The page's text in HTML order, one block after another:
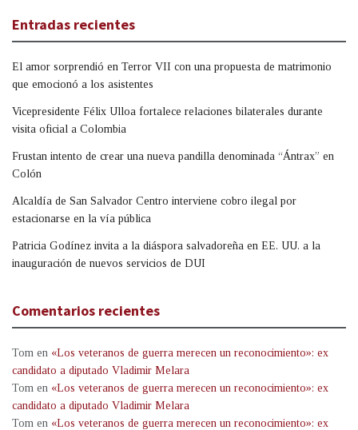
Entradas recientes
El amor sorprendió en Terror VII con una propuesta de matrimonio
que emocionó a los asistentes
Vicepresidente Félix Ulloa fortalece relaciones bilaterales durante
visita oficial a Colombia
Frustan intento de crear una nueva pandilla denominada “Ántrax” en
Colón
Alcaldía de San Salvador Centro interviene cobro ilegal por
estacionarse en la vía pública
Patricia Godínez invita a la diáspora salvadoreña en EE. UU. a la
inauguración de nuevos servicios de DUI
Comentarios recientes
Tom en «Los veteranos de guerra merecen un reconocimiento»: ex
candidato a diputado Vladimir Melara
Tom en «Los veteranos de guerra merecen un reconocimiento»: ex
candidato a diputado Vladimir Melara
Tom en «Los veteranos de guerra merecen un reconocimiento»: ex